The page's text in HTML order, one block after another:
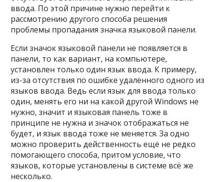
ввода. По этой причине нужно перейти к
рассмотрению другого способа решения
проблемы пропадания значка языковой панели.
Если значок языковой панели не появляется в
панели, то как вариант, на компьютере,
установлен только один язык ввода. К примеру,
из-за отсутствия по ошибке удалённого одного из
языков ввода. Ведь если язык для ввода только
один, менять его ни на какой другой Windows не
нужно, значит и языковая панель тоже в
принципе не нужна и значок отображаться не
будет, и язык ввода тоже не меняется. За одно
можно проверить действенность ещё не редко
помогающего способа, притом условие, что
языков, которые установлены в системе всё же
несколько.